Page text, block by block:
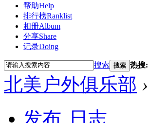
帮助Help
排行榜Ranklist
相册Album
分享Share
记录Doing
搜索 搜索 热搜:
北美户外俱乐部 ›
发布
日志